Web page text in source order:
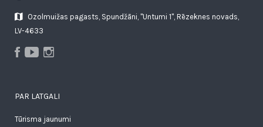
Ozolmuižas pagasts, Spundžāni, "Untumi 1", Rēzeknes novads,
LV-4633
PAR LATGALI
Tūrisma jaunumi